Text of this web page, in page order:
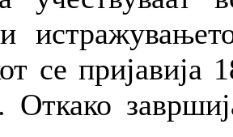
се пријавија
Откако